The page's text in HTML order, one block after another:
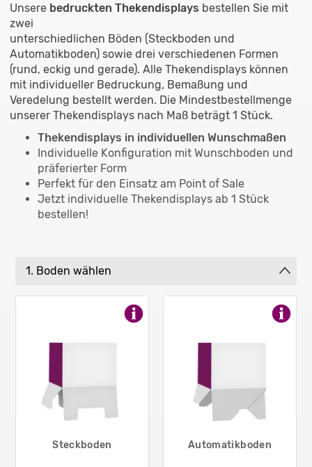
Unsere bedruckten Thekendisplays bestellen Sie mit
zwei
unterschiedlichen Böden (Steckboden und
Automatikboden) sowie drei verschiedenen Formen
(rund, eckig und gerade). Alle Thekendisplays können
mit individueller Bedruckung, Bemaßung und
Veredelung bestellt werden. Die Mindestbestellmenge
unserer Thekendisplays nach Maß beträgt 1 Stück.
Thekendisplays in individuellen Wunschmaßen
Individuelle Konfiguration mit Wunschboden und
präferierter Form
Perfekt für den Einsatz am Point of Sale
Jetzt individuelle Thekendisplays ab 1 Stück
bestellen!
1. Boden wählen
Steckboden Automatikboden